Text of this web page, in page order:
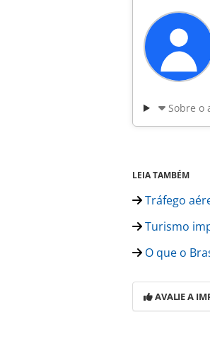
Sobre o
LEIA TAMBÉM
Tráfego
Turismo
O que o
AVALIE A